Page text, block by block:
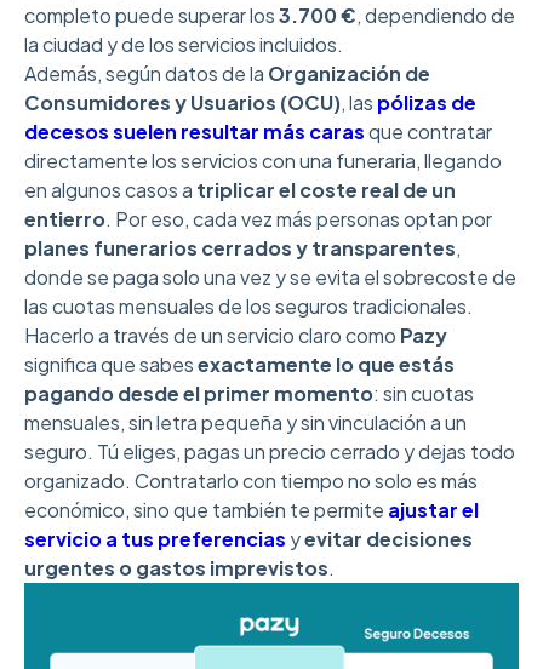
completo puede superar los3.700 €, dependiendo de
la ciudad y de los servicios incluidos.
Además, según datos de la Organización de
Consumidores y Usuarios (OCU), las pólizas de
decesos suelen resultar más carasque contratar
directamente los servicios con una funeraria, llegando
en algunos casos a triplicar el coste real de un
entierro. Por eso, cada vez más personas optan por
planes funerarios cerrados y transparentes,
donde se paga solo una vez y se evita el sobrecoste de
las cuotas mensuales de los seguros tradicionales.
Hacerlo a través de un servicio claro como Pazy
significa que sabesexactamente lo que estás
pagando desde el primer momento: sin cuotas
mensuales, sin letra pequeña y sin vinculación a un
seguro. Tú eliges, pagas un precio cerrado y dejas todo
organizado. Contratarlo con tiempo no solo es más
económico, sino que también te permite ajustar el
servicio a tus preferencias yevitar decisiones
urgentes o gastos imprevistos.